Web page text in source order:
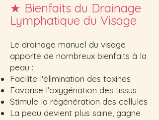
★ Bienfaits du Drainage
Lymphatique du Visage
Le drainage manuel du visage
apporte de nombreux bienfaits à la
peau :
Facilite l'élimination des toxines
Favorise l’oxygénation des tissus
Stimule la régénération des cellules
La peau devient plus saine, gagne